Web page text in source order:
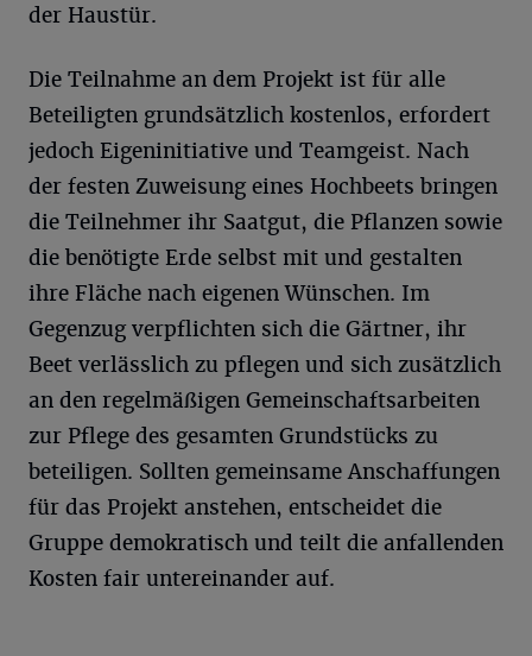
der Haustür.
Die Teilnahme an dem Projekt ist für alle
Beteiligten grundsätzlich kostenlos, erfordert
jedoch Eigeninitiative und Teamgeist. Nach
der festen Zuweisung eines Hochbeets bringen
die Teilnehmer ihr Saatgut, die Pflanzen sowie
die benötigte Erde selbst mit und gestalten
ihre Fläche nach eigenen Wünschen. Im
Gegenzug verpflichten sich die Gärtner, ihr
Beet verlässlich zu pflegen und sich zusätzlich
an den regelmäßigen Gemeinschaftsarbeiten
zur Pflege des gesamten Grundstücks zu
beteiligen. Sollten gemeinsame Anschaffungen
für das Projekt anstehen, entscheidet die
Gruppe demokratisch und teilt die anfallenden
Kosten fair untereinander auf.